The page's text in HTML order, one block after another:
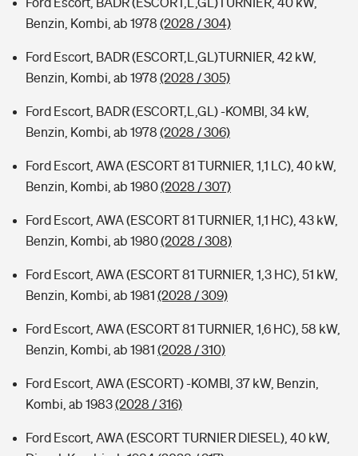
Benzin, Kombi, ab 1978 (2028 / 304)
Ford Escort, BADR (ESCORT,L,GL)TURNIER, 42 kW,
Benzin, Kombi, ab 1978 (2028 / 305)
Ford Escort, BADR (ESCORT,L,GL) -KOMBI, 34 kW,
Benzin, Kombi, ab 1978 (2028 / 306)
Ford Escort, AWA (ESCORT 81 TURNIER, 1,1 LC), 40 kW,
Benzin, Kombi, ab 1980(2028 / 307)
Ford Escort, AWA (ESCORT 81 TURNIER, 1,1 HC), 43 kW,
Benzin, Kombi, ab 1980(2028 / 308)
Ford Escort, AWA (ESCORT 81 TURNIER, 1,3 HC), 51 kW,
Benzin, Kombi, ab 1981 (2028 / 309)
Ford Escort, AWA (ESCORT 81 TURNIER, 1,6 HC), 58 kW,
Benzin, Kombi, ab 1981 (2028 / 310)
Ford Escort, AWA (ESCORT) -KOMBI, 37 kW, Benzin,
Kombi, ab 1983(2028 / 316)
Ford Escort, AWA (ESCORT TURNIER DIESEL), 40 kW,